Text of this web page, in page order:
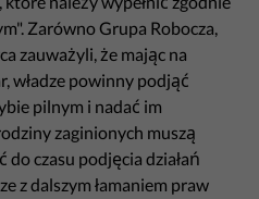
Zarówno Grupa Robocza,
zauważyli, że mając na
władze powinny podjąć
pilnym i nadać im
zaginionych muszą
do czasu podjęcia działań
z dalszym łamaniem praw